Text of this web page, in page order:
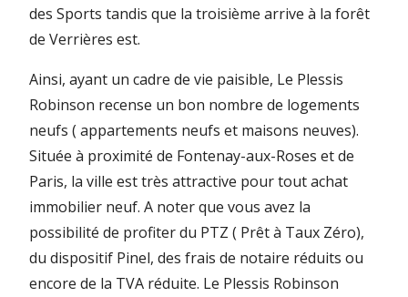
des Sports tandis que la troisième arrive à la forêt
de Verrières est.
Ainsi, ayant un cadre de vie paisible, Le Plessis
Robinson recense un bon nombre de logements
neufs ( appartements neufs et maisons neuves).
Située à proximité de Fontenay-aux-Roses et de
Paris, la ville est très attractive pour tout achat
immobilier neuf. A noter que vous avez la
possibilité de profiter du PTZ ( Prêt à Taux Zéro),
du dispositif Pinel, des frais de notaire réduits ou
encore de la TVA réduite. Le Plessis Robinson